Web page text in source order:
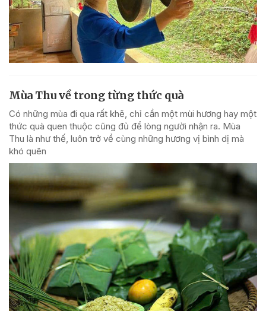
Mùa Thu về trong từng thức quà
Có những mùa đi qua rất khẽ, chỉ cần một mùi hương hay một
thức quà quen thuộc cũng đủ để lòng người nhận ra. Mùa
Thu là như thế, luôn trở về cùng những hương vị bình dị mà
khó quên